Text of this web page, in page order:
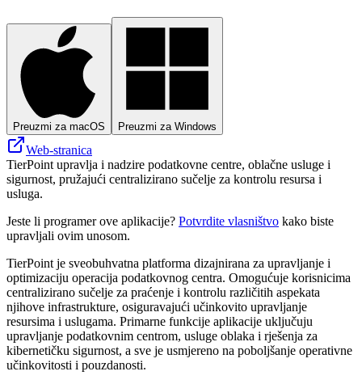
Preuzmi za macOS Preuzmi za Windows
Web-stranica
TierPoint upravlja i nadzire podatkovne centre, oblačne usluge i
sigurnost, pružajući centralizirano sučelje za kontrolu resursa i
usluga.
Jeste li programer ove aplikacije? Potvrdite vlasništvo kako biste
upravljali ovim unosom.
TierPoint je sveobuhvatna platforma dizajnirana za upravljanje i
optimizaciju operacija podatkovnog centra. Omogućuje korisnicima
centralizirano sučelje za praćenje i kontrolu različitih aspekata
njihove infrastrukture, osiguravajući učinkovito upravljanje
resursima i uslugama. Primarne funkcije aplikacije uključuju
upravljanje podatkovnim centrom, usluge oblaka i rješenja za
kibernetičku sigurnost, a sve je usmjereno na poboljšanje operativne
učinkovitosti i pouzdanosti.